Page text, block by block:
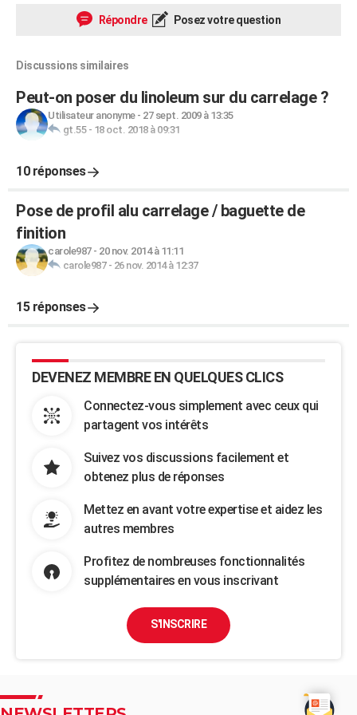
Répondre Posez votre question
Discussions similaires
Peut-on poser du linoleum sur du carrelage ?
Utilisateur anonyme- 27 sept. 2009 à 13:35
gt.55- 18 oct. 2018 à 09:31
10 réponses
Pose de profil alu carrelage / baguette de
finition
carole987- 20 nov. 2014 à 11:11
carole987- 26 nov. 2014 à 12:37
15 réponses
DEVENEZ MEMBRE EN QUELQUES CLICS
Connectez-vous simplement avec ceux qui
partagent vos intérêts
Suivez vos discussions facilement et
obtenez plus de réponses
Mettez en avant votre expertise et aidez les
autres membres
Profitez de nombreuses fonctionnalités
supplémentaires en vous inscrivant
S'INSCRIRE